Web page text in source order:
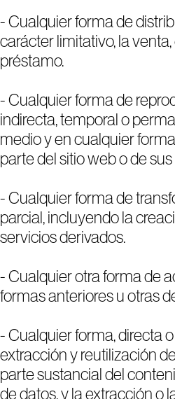
- Cualquier forma de
carácter limitativo, la venta,
préstamo.
- Cualquier forma de
indirecta, temporal o
medio y en cualquier
parte del sitio web o de
- Cualquier forma de
parcial, incluyendo la
servicios derivados.
- Cualquier otra forma de
formas anteriores u otras
- Cualquier forma, directa
extracción y reutilización
parte sustancial del
de datos, y la extracción o